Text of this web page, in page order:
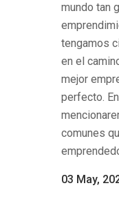
mundo tan
tengamos
en el
mejor
perfecto.
comunes
03 May,